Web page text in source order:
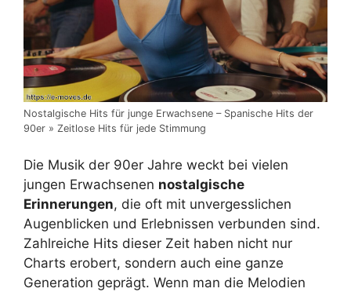
Nostalgische Hits für junge Erwachsene – Spanische Hits der
90er » Zeitlose Hits für jede Stimmung
Die Musik der 90er Jahre weckt bei vielen
jungen Erwachsenen nostalgische
Erinnerungen, die oft mit unvergesslichen
Augenblicken und Erlebnissen verbunden sind.
Zahlreiche Hits dieser Zeit haben nicht nur
Charts erobert, sondern auch eine ganze
Generation geprägt. Wenn man die Melodien